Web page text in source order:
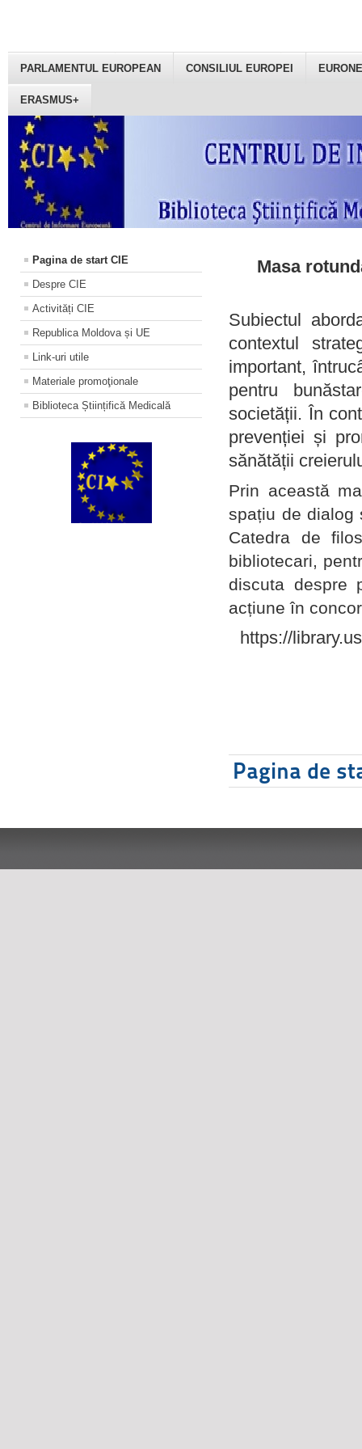
PARLAMENTUL EUROPEAN CONSILIUL EUROPEI
ERASMUS+
Pagina de start CIE
Despre CIE
Activități CIE
Republica Moldova și UE
Link-uri utile
Materiale promoţionale
Biblioteca Științifică Medicală
Masa
Subiectul
contextul
important,
pentru
societății. În
prevenției și
sănătății
Prin această
spațiu de dialog
Catedra de
bibliotecari,
discuta despre
acțiune în
https://
Pagina de